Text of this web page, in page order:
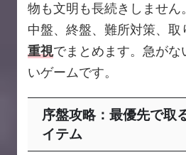
物も文明も長続きしません
中盤、終盤、難所対策、取
重視でまとめます。急がな
いゲームです。
序盤攻略：最優先で取
イテム